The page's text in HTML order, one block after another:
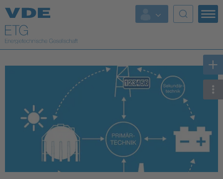
Top Themen
Fokusthemen
AI & Digital Trust
Health
Mobility